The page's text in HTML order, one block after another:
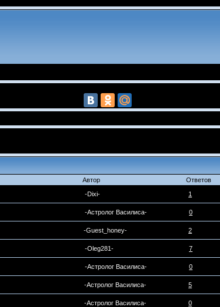
Автор Ответов
-Dixi- 1
-Астролог Василиса- 0
-Guest_honey- 2
-Oleg281- 7
-Астролог Василиса- 0
-Астролог Василиса- 5
-Астролог Василиса- 0